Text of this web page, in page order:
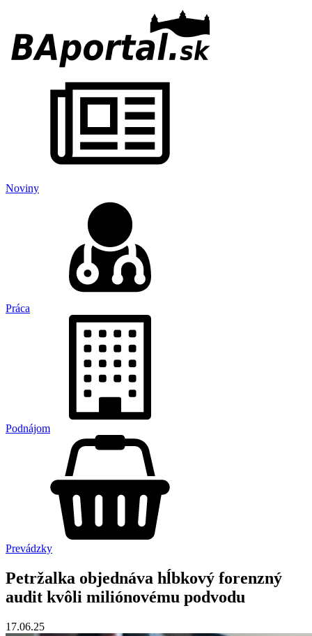
Noviny
Práca
Podnájom
Prevádzky
Petržalka objednáva hĺbkový forenzný
audit kvôli miliónovému podvodu
17.06.25